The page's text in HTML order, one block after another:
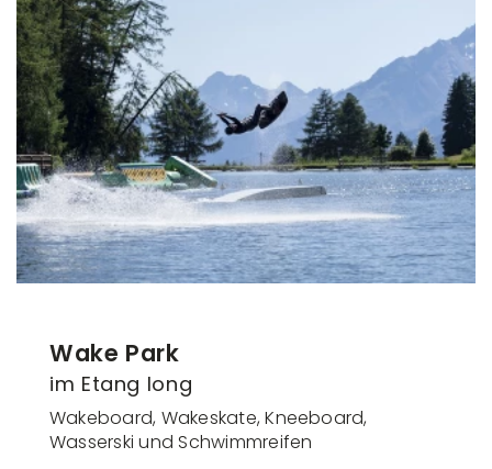
Wake Park
im Etang long
Wakeboard, Wakeskate, Kneeboard,
Wasserski und Schwimmreifen